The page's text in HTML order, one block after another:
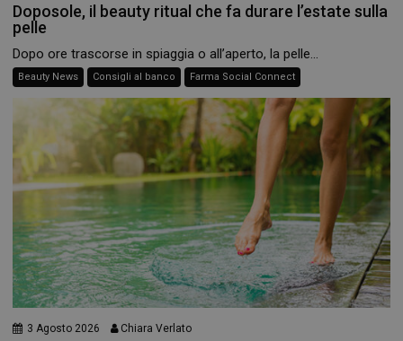
Doposole, il beauty ritual che fa durare l’estate sulla
pelle
Dopo ore trascorse in spiaggia o all’aperto, la pelle...
Beauty News Consigli al banco Farma Social Connect
3 Agosto 2026 Chiara Verlato